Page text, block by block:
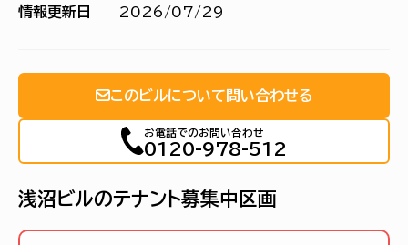
情報更新日 2026/07/29
このビルについて問い合わせる
お電話でのお問い合わせ
0120-978-512
浅沼ビルのテナント募集中区画